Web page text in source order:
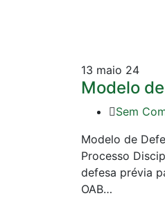
13 maio 24
Modelo
Sem
Modelo de
Processo
defesa prévia
OAB…